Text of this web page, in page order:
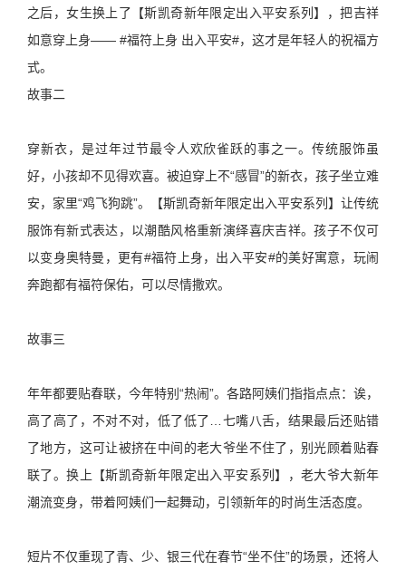
之后，女生换上了【斯凯奇新年限定出入平安系列】，把吉祥
如意穿上身—— #福符上身 出入平安#，这才是年轻人的祝福方
式。
故事二
穿新衣，是过年过节最令人欢欣雀跃的事之一。传统服饰虽
好，小孩却不见得欢喜。被迫穿上不“感冒”的新衣，孩子坐立难
安，家里“鸡飞狗跳”。【斯凯奇新年限定出入平安系列】让传统
服饰有新式表达，以潮酷风格重新演绎喜庆吉祥。孩子不仅可
以变身奥特曼，更有#福符上身，出入平安#的美好寓意，玩闹
奔跑都有福符保佑，可以尽情撒欢。
故事三
年年都要贴春联，今年特别“热闹”。各路阿姨们指指点点：诶，
高了高了，不对不对，低了低了…七嘴八舌，结果最后还贴错
了地方，这可让被挤在中间的老大爷坐不住了，别光顾着贴春
联了。换上【斯凯奇新年限定出入平安系列】，老大爷大新年
潮流变身，带着阿姨们一起舞动，引领新年的时尚生活态度。
短片不仅重现了青、少、银三代在春节“坐不住”的场景，还将人